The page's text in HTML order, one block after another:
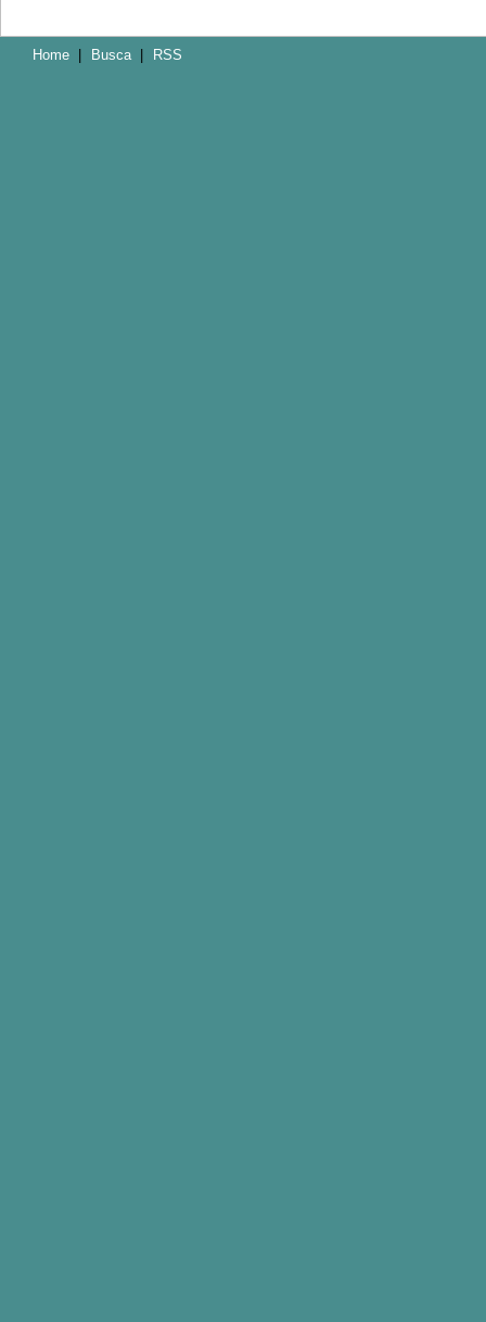
Home Busca RSS